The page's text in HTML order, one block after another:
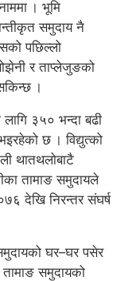
। भूमि
समुदाय नै
पछिल्लो
र ताप्लेजुङको
।
लागि ३५० भन्दा बढी
छ । विद्युत्को
थातथलोबाटै
तामाङ समुदायले
देखि निरन्तर संघर्ष
घर–घर पसेर
तामाङ समुदायको